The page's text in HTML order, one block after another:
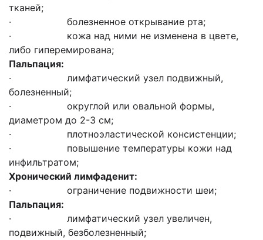
тканей;
· болезненное открывание рта;
· кожа над ними не изменена в цвете,
либо гиперемирована;
Пальпация:
· лимфатический узел подвижный,
болезненный;
· округлой или овальной формы,
диаметром до 2-3 см;
· плотноэластической консистенции;
· повышение температуры кожи над
инфильтратом;
Хронический лимфаденит:
· ограничение подвижности шеи;
Пальпация:
· лимфатический узел увеличен,
подвижный, безболезненный;